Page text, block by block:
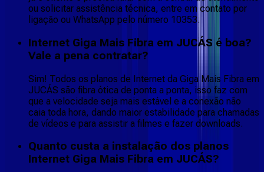
ou solicitar assistência técnica, entre em contato por
ligação ou WhatsApp pelo número 10353.
Internet Giga Mais Fibra em JUCÁS é boa?
Vale a pena contratar?
Sim! Todos os planos de Internet da Giga Mais Fibra em
JUCÁS são fibra ótica de ponta a ponta, isso faz com
que a velocidade seja mais estável e a conexão não
caia toda hora, dando maior estabilidade para chamadas
de vídeos e para assistir a filmes e fazer downloads.
Quanto custa a instalação dos planos
Internet Giga Mais Fibra em JUCÁS?